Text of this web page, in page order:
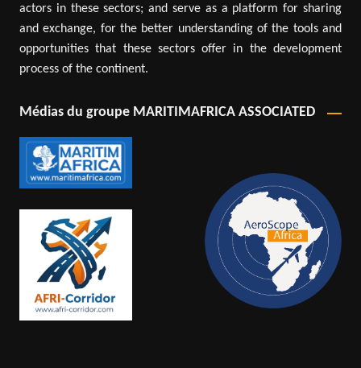
actors in these sectors; and serve as a platform for sharing
and exchange, for the better understanding of the tools and
opportunities that these sectors offer in the development
process of the continent.
Médias du groupe MARITIMAFRICA ASSOCIATED